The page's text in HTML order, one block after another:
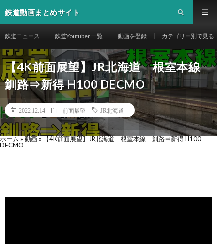
鉄道動画まとめサイト
鉄道ニュース 鉄道Youtuber 一覧 動画を登録 カテゴリー別で見る
【4K前面展望】JR北海道 根室本線
釧路⇒新得 H100 DECMO
2022.12.14 前面展望 JR北海道
ホーム » 動画 » 【4K前面展望】JR北海道 根室本線 釧路⇒新得 H100
DECMO